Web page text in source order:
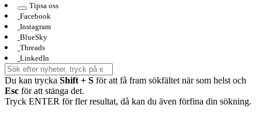
Tipsa oss
Facebook
Instagram
BlueSky
Threads
LinkedIn
Du kan trycka Shift + S för att få fram sökfältet när som helst och
Esc för att stänga det.
Tryck ENTER för fler resultat, då kan du även förfina din sökning.